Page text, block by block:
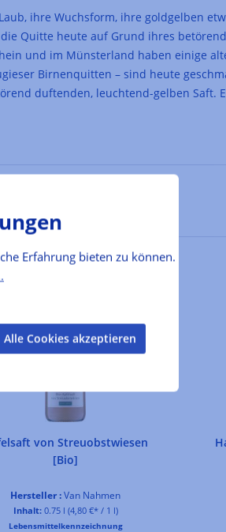
ihre Wuchsform, ihre goldgelben
Quitte heute auf Grund ihres
und im Münsterland haben einige
Birnenquitten – sind heute
duftenden, leuchtend-gelben Saft.
von Streuobstwiesen
[Bio]
Hersteller :Van Nahmen
Inhalt: 0.75 l (4,80 €* / 1 l)
Lebensmittelkennzeichnung
Erfahrung bieten zu können.
Alle Cookies akzeptieren